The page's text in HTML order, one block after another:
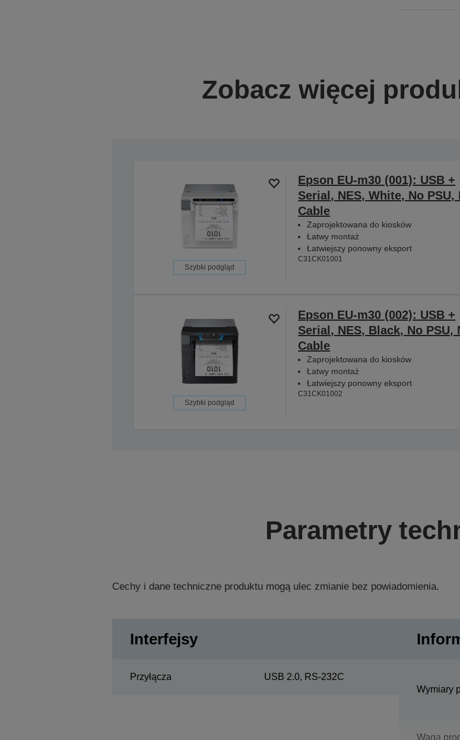
Zobacz więcej
Szybki podgląd
Epson EU-m30 (001): USB +
Serial, NES, White, No PSU,
Cable
Zaprojektowana do kiosków
Łatwy montaż
Łatwiejszy ponowny eksport
C31CK01001
Szybki podgląd
Epson EU-m30 (002): USB +
Serial, NES, Black, No PSU,
Cable
Zaprojektowana do kiosków
Łatwy montaż
Łatwiejszy ponowny eksport
C31CK01002
Parametry
Cechy i dane techniczne produktu mogą ulec zmianie bez powiadomienia.
Interfejsy
Przyłącza USB 2.0, RS-232C
Wymiary
Waga